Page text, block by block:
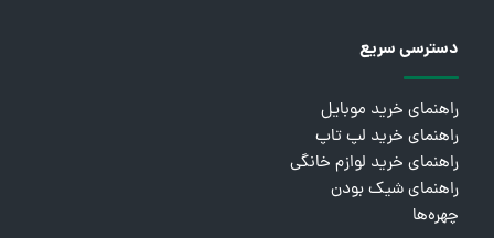
دسترسی سریع
راهنمای خرید موبایل
راهنمای خرید لپ تاپ
راهنمای خرید لوازم خانگی
راهنمای شیک بودن
چهره‌ها